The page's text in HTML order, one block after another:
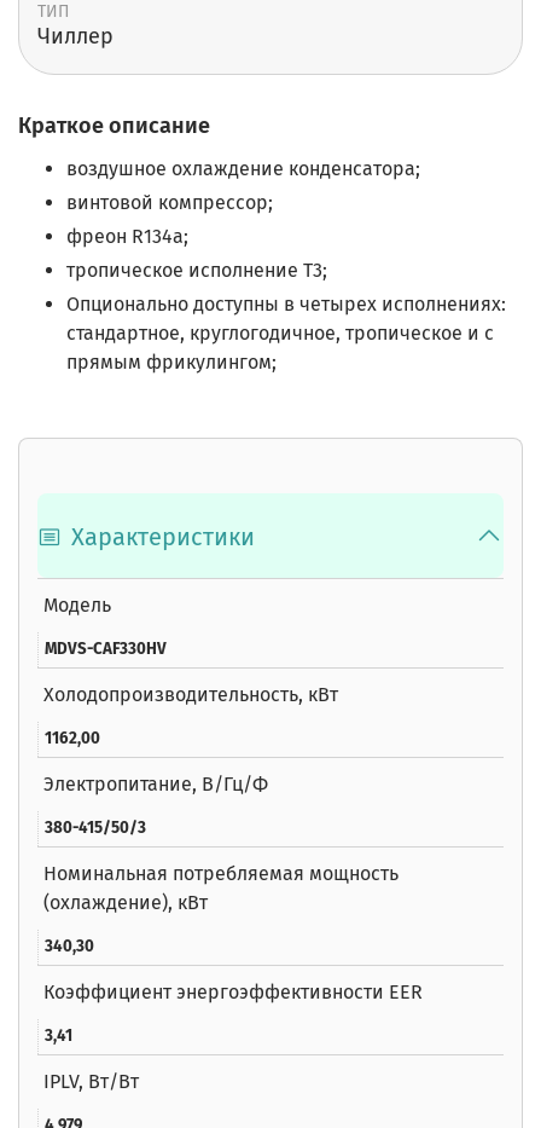
ТИП
Чиллер
Краткое описание
воздушное охлаждение конденсатора;
винтовой компрессор;
фреон R134a;
тропическое исполнение Т3;
Опционально доступны в четырех исполнениях:
стандартное, круглогодичное, тропическое и с
прямым фрикулингом;
Характеристики
Модель
MDVS-CAF330HV
Холодопроизводительность, кВт
1162,00
Электропитание, В/Гц/Ф
380-415/50/3
Номинальная потребляемая мощность
(охлаждение), кВт
340,30
Коэффициент энергоэффективности EER
3,41
IPLV, Вт/Вт